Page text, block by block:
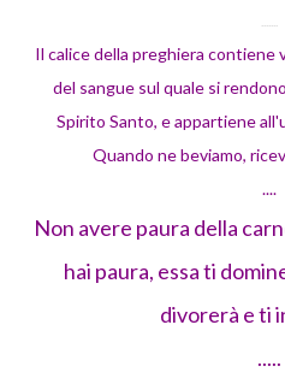
.......
Il calice della preghiera contiene
del sangue sul quale si
Spirito Santo, e appartiene
Quando ne beviamo,
....
Non avere paura della
hai paura, essa ti
divorerà e ti
.....